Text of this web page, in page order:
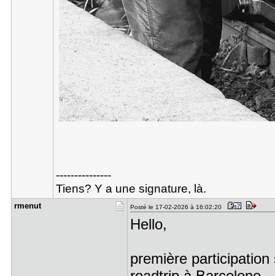
---------------
Tiens? Y a une signature, là.
rmenut Posté le 17-02-2026 à 16:02:20
Hello,
première